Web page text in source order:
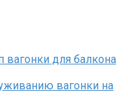
вагонки для балкона
вагонки на